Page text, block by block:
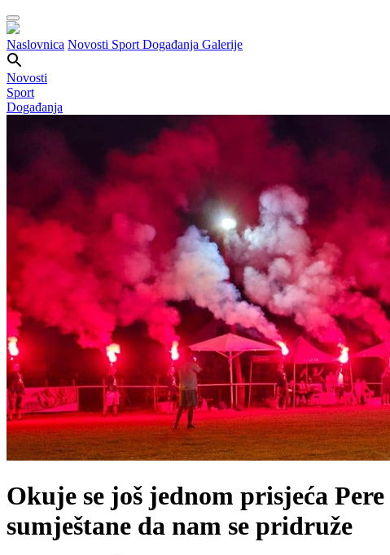
Naslovnica Novosti Sport Događanja Galerije
Novosti
Sport
Događanja
Okuje se još jednom prisjeća
sumještane da nam se pridruže